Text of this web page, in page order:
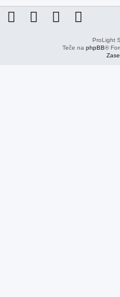
ProLight
Teče na phpBB®